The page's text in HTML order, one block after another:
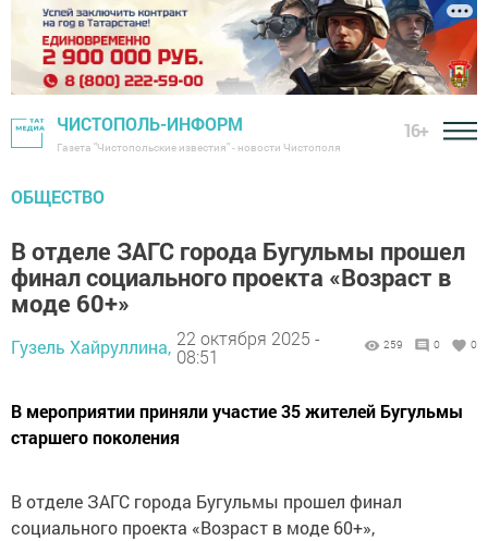
ЧИСТОПОЛЬ-ИНФОРМ
Газета "Чистопольские известия" - новости Чистополя
16+
ОБЩЕСТВО
В отделе ЗАГС города Бугульмы прошел
финал социального проекта «Возраст в
моде 60+»
Гузель Хайруллина, 22 октября 2025 -
08:51
259 0 0
В мероприятии приняли участие 35 жителей Бугульмы
старшего поколения
В отделе ЗАГС города Бугульмы прошел финал
социального проекта «Возраст в моде 60+»,